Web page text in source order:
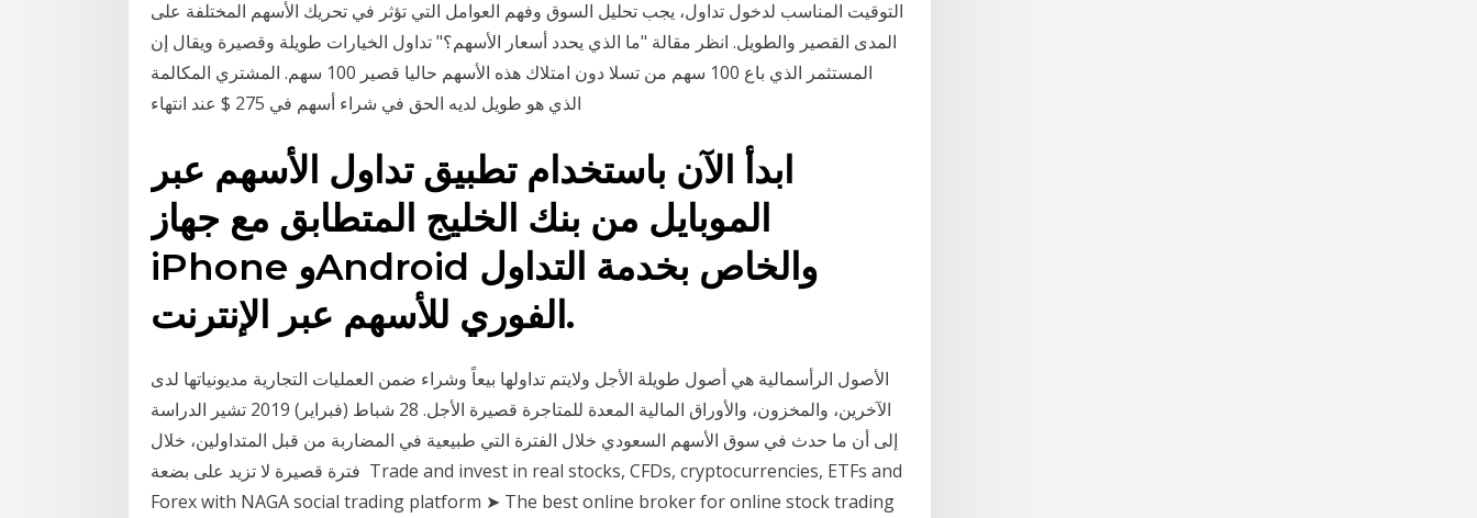
التوقيت المناسب لدخول تداول، يجب تحليل السوق وفهم العوامل التي تؤثر في تحريك الأسهم المختلفة على
المدى القصير والطويل. انظر مقالة "ما الذي يحدد أسعار الأسهم؟" تداول الخيارات طويلة وقصيرة ويقال إن
المستثمر الذي باع 100 سهم من تسلا دون امتلاك هذه الأسهم حاليا قصير 100 سهم. المشتري المكالمة
الذي هو طويل لديه الحق في شراء أسهم في 275 $ عند انتهاء
ابدأ الآن باستخدام تطبيق تداول الأسهم عبر
الموبايل من بنك الخليج المتطابق مع جهاز
iPhone وAndroid والخاص بخدمة التداول
الفوري للأسهم عبر الإنترنت.
الأصول الرأسمالية هي أصول طويلة الأجل ولايتم تداولها بيعاً وشراء ضمن العمليات التجارية مديونياتها لدى
الآخرين، والمخزون، والأوراق المالية المعدة للمتاجرة قصيرة الأجل. 28 شباط (فبراير) 2019 تشير الدراسة
إلى أن ما حدث في سوق الأسهم السعودي خلال الفترة التي طبيعية في المضاربة من قبل المتداولين، خلال
فترة قصيرة لا تزيد على بضعة Trade and invest in real stocks, CFDs, cryptocurrencies, ETFs and
Forex with NAGA social trading platform ➤ The best online broker for online stock trading